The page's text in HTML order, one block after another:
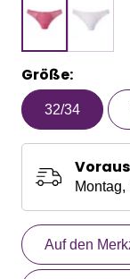
Größe:
32/34
Auf den